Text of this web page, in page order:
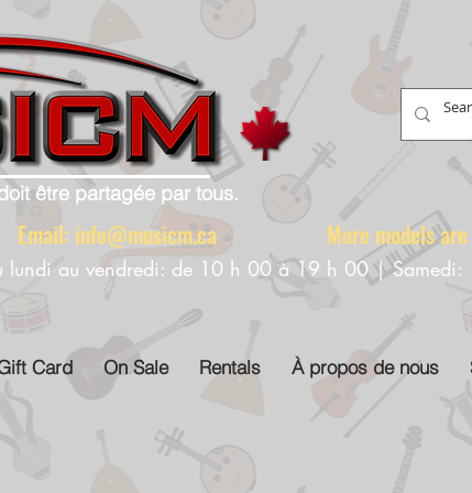
être partagée par tous.
Email: info@musicm.ca More models are in
lundi au vendredi: de 10 h 00 à 19 h 00 |
Card On Sale Rentals À propos de nous